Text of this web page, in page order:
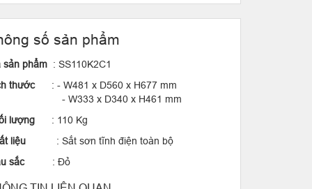
số sản phẩm
sản phẩm: SS110K2C1
thước : - W481 x D560 x H677 mm
x D340 x H461 mm
lượng : 110 Kg
liệu
: Sắt sơn tĩnh điện toàn bộ
sắc
: Đỏ